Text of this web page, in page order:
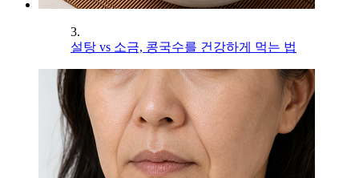
3.
설탕 vs 소금, 콩국수를 건강하게 먹는 법